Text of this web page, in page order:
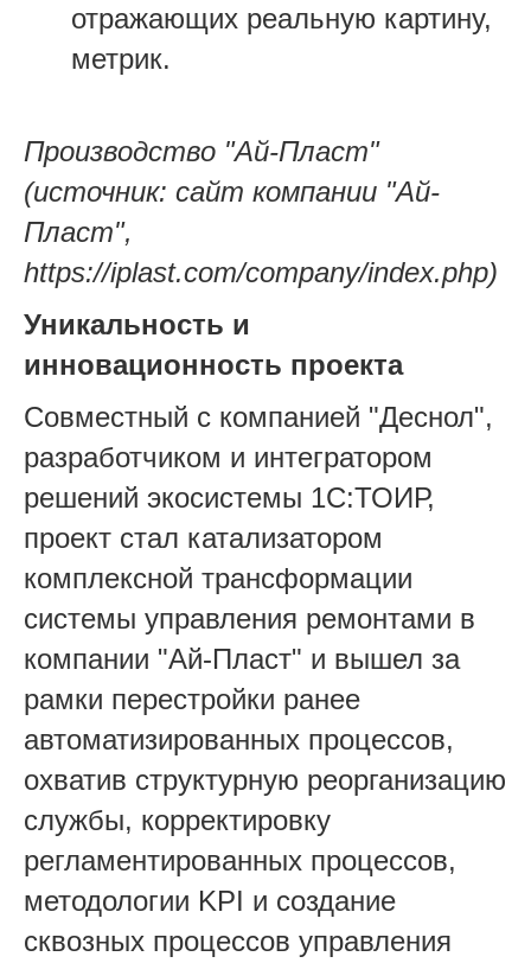
отражающих реальную картину,
метрик.
Производство "Ай-Пласт"
(источник: сайт компании "Ай-
Пласт",
https://iplast.com/company/index.php)
Уникальность и
инновационность проекта
Совместный с компанией "Деснол",
разработчиком и интегратором
решений экосистемы 1С:ТОИР,
проект стал катализатором
комплексной трансформации
системы управления ремонтами в
компании "Ай-Пласт" и вышел за
рамки перестройки ранее
автоматизированных процессов,
охватив структурную реорганизацию
службы, корректировку
регламентированных процессов,
методологии KPI и создание
сквозных процессов управления